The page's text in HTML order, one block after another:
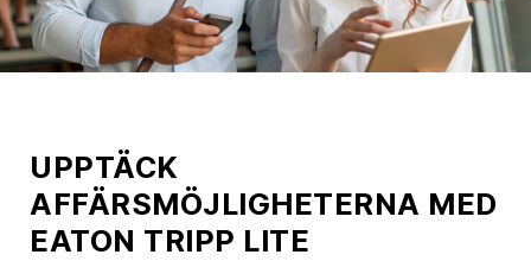
UPPTÄCK
AFFÄRSMÖJLIGHETERNA MED
EATON TRIPP LITE